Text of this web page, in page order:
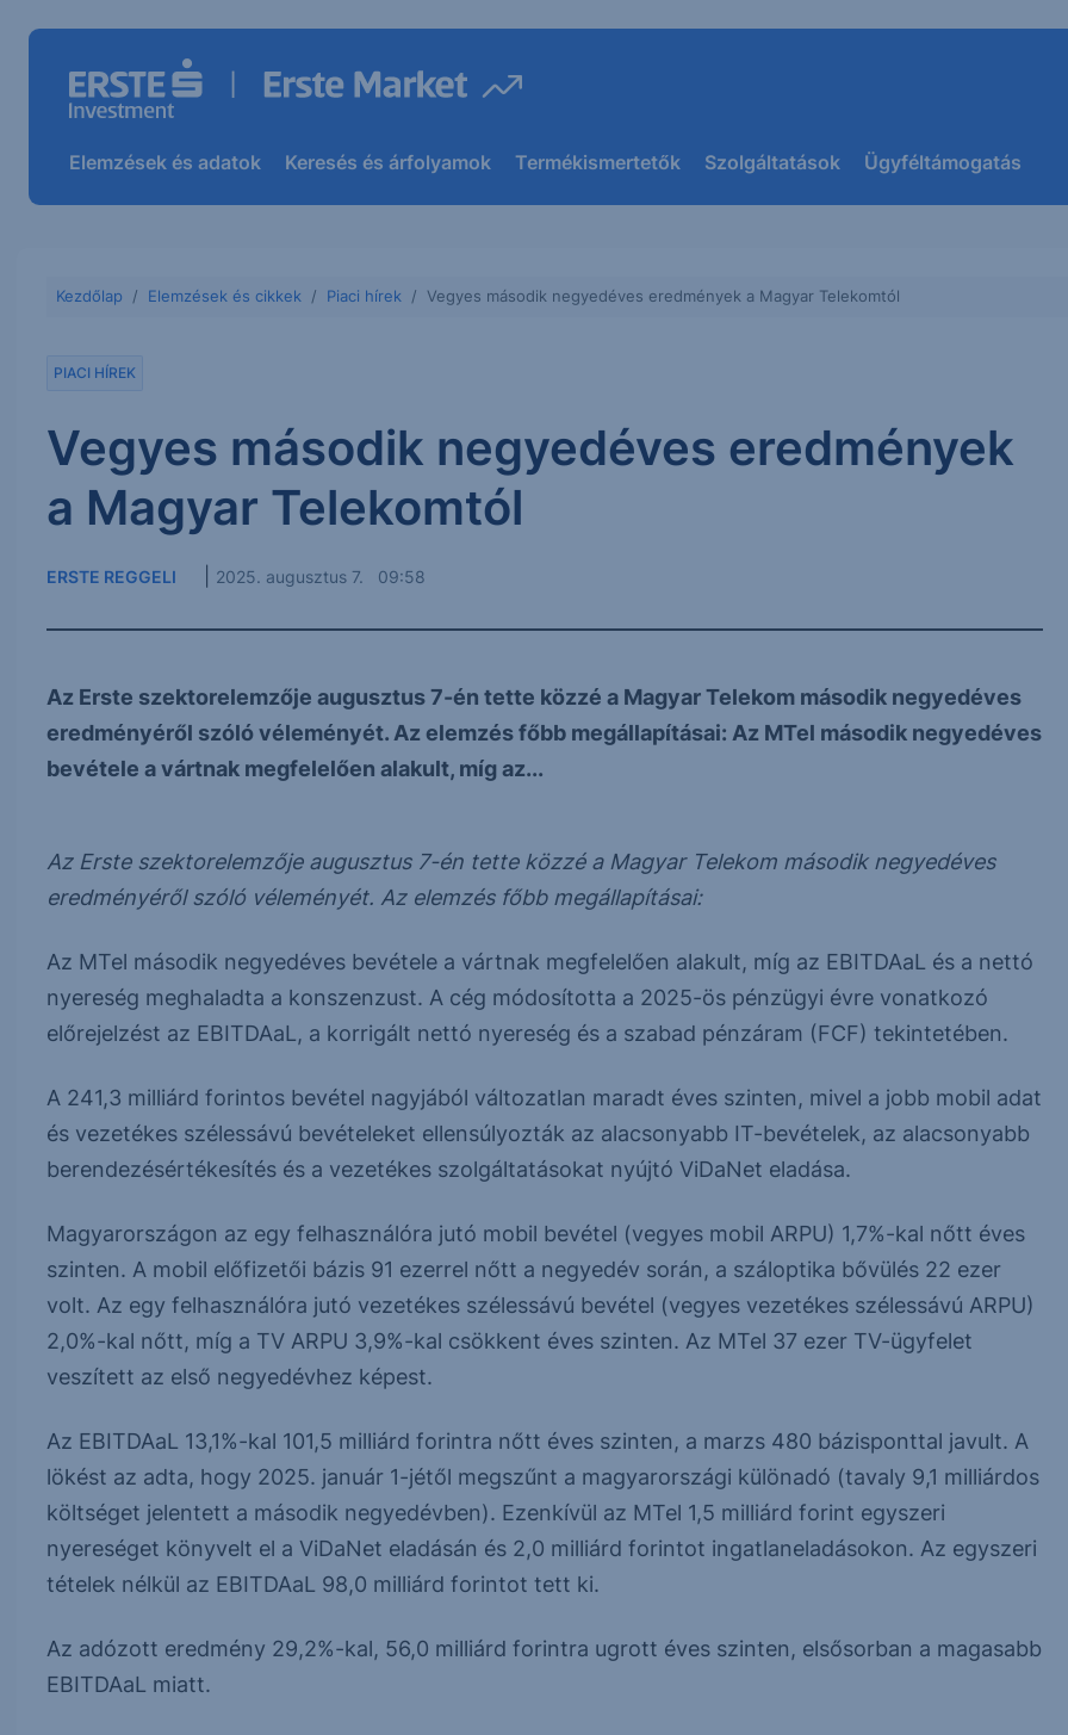
Elemzések és adatok Keresés és árfolyamok Termékismertetők Szolgáltatások Ügyféltámogatás
Kezdőlap Elemzések és cikkek Piaci hírek Vegyes második negyedéves eredmények a Magyar Telekomtól
PIACI HÍREK
Vegyes második negyedéves eredmények
a Magyar Telekomtól
ERSTE REGGELI 2025. augusztus 7. 09:58
Az Erste szektorelemzője augusztus 7-én tette közzé a Magyar Telekom második negyedéves
eredményéről szóló véleményét. Az elemzés főbb megállapításai: Az MTel második negyedéves
bevétele a vártnak megfelelően alakult, míg az...
Az Erste szektorelemzője augusztus 7-én tette közzé a Magyar Telekom második negyedéves
eredményéről szóló véleményét. Az elemzés főbb megállapításai:
Az MTel második negyedéves bevétele a vártnak megfelelően alakult, míg az EBITDAaL és a nettó
nyereség meghaladta a konszenzust. A cég módosította a 2025-ös pénzügyi évre vonatkozó
előrejelzést az EBITDAaL, a korrigált nettó nyereség és a szabad pénzáram (FCF) tekintetében.
A 241,3 milliárd forintos bevétel nagyjából változatlan maradt éves szinten, mivel a jobb mobil adat
és vezetékes szélessávú bevételeket ellensúlyozták az alacsonyabb IT-bevételek, az alacsonyabb
berendezésértékesítés és a vezetékes szolgáltatásokat nyújtó ViDaNet eladása.
Magyarországon az egy felhasználóra jutó mobil bevétel (vegyes mobil ARPU) 1,7%-kal nőtt éves
szinten. A mobil előfizetői bázis 91 ezerrel nőtt a negyedév során, a száloptika bővülés 22 ezer
volt. Az egy felhasználóra jutó vezetékes szélessávú bevétel (vegyes vezetékes szélessávú ARPU)
2,0%-kal nőtt, míg a TV ARPU 3,9%-kal csökkent éves szinten. Az MTel 37 ezer TV-ügyfelet
veszített az első negyedévhez képest.
Az EBITDAaL 13,1%-kal 101,5 milliárd forintra nőtt éves szinten, a marzs 480 bázisponttal javult. A
lökést az adta, hogy 2025. január 1-jétől megszűnt a magyarországi különadó (tavaly 9,1 milliárdos
költséget jelentett a második negyedévben). Ezenkívül az MTel 1,5 milliárd forint egyszeri
nyereséget könyvelt el a ViDaNet eladásán és 2,0 milliárd forintot ingatlaneladásokon. Az egyszeri
tételek nélkül az EBITDAaL 98,0 milliárd forintot tett ki.
Az adózott eredmény 29,2%-kal, 56,0 milliárd forintra ugrott éves szinten, elsősorban a magasabb
EBITDAaL miatt.